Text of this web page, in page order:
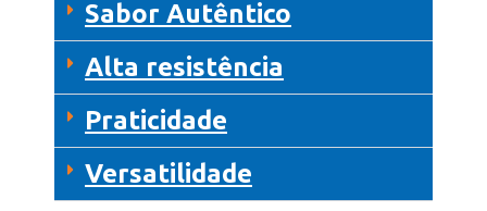
Sabor Autêntico
Alta resistência
Praticidade
Versatilidade